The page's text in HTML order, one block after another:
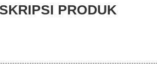
PRODUK